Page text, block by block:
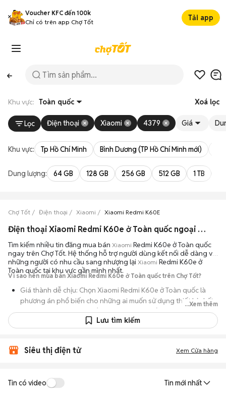
Voucher KFC đến 100k
Chỉ có trên app Chợ Tốt
Tải app
Khu vực: Toàn quốc Xoá lọc
Lọc Điện thoại Xiaomi 4379 Giá
Khu vực: Tp Hồ Chí Minh Bình Dương (TP Hồ Chí Minh mới)
Dung lượng: 64 GB 128 GB 256 GB 512 GB 1 TB
Chợ Tốt Điện thoại Xiaomi Xiaomi Redmi K60E
Điện thoại Xiaomi Redmi K60e ở Toàn quốc ngoại hình đẹp
Tìm kiếm nhiều tin đăng mua bán Xiaomi Redmi K60e ở Toàn quốc
ngay trên Chợ Tốt. Hệ thống hỗ trợ người dùng kết nối dễ dàng với
những người có nhu cầu sang nhượng lại Xiaomi Redmi K60e ở
Toàn quốc tại khu vực gần mình nhất.
Vì sao nên mua bán Xiaomi Redmi K60e ở Toàn quốc trên Chợ Tốt?
Giá thành dễ chịu: Chọn Xiaomi Redmi K60e ở Toàn quốc là
phương án phổ biến cho những ai muốn sử dụng thiết bị chất
lượng nhưng không muốn chi trả mức giá đắt đỏ của máy mới.
Đa dạng người bán: Bạn có thể tìm Xiaomi Redmi K60e ở Toàn
đủ các phiên bản dung lượng và màu sắc.
bảo máy hoạt động ổn định.
...Xem thêm
Lưu tìm kiếm
Siêu thị điện tử Xem Cửa hàng
Tin có video Tin mới nhất